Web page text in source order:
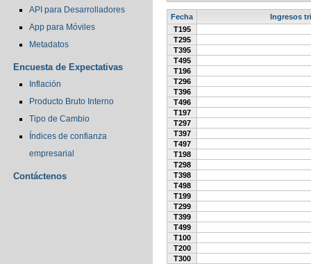
API para Desarrolladores
App para Móviles
Metadatos
Encuesta de Expectativas
Inflación
Producto Bruto Interno
Tipo de Cambio
Índices de confianza
empresarial
Contáctenos
Fecha
Ingresos
T195
T295
T395
T495
T196
T296
T396
T496
T197
T297
T397
T497
T198
T298
T398
T498
T199
T299
T399
T499
T100
T200
T300